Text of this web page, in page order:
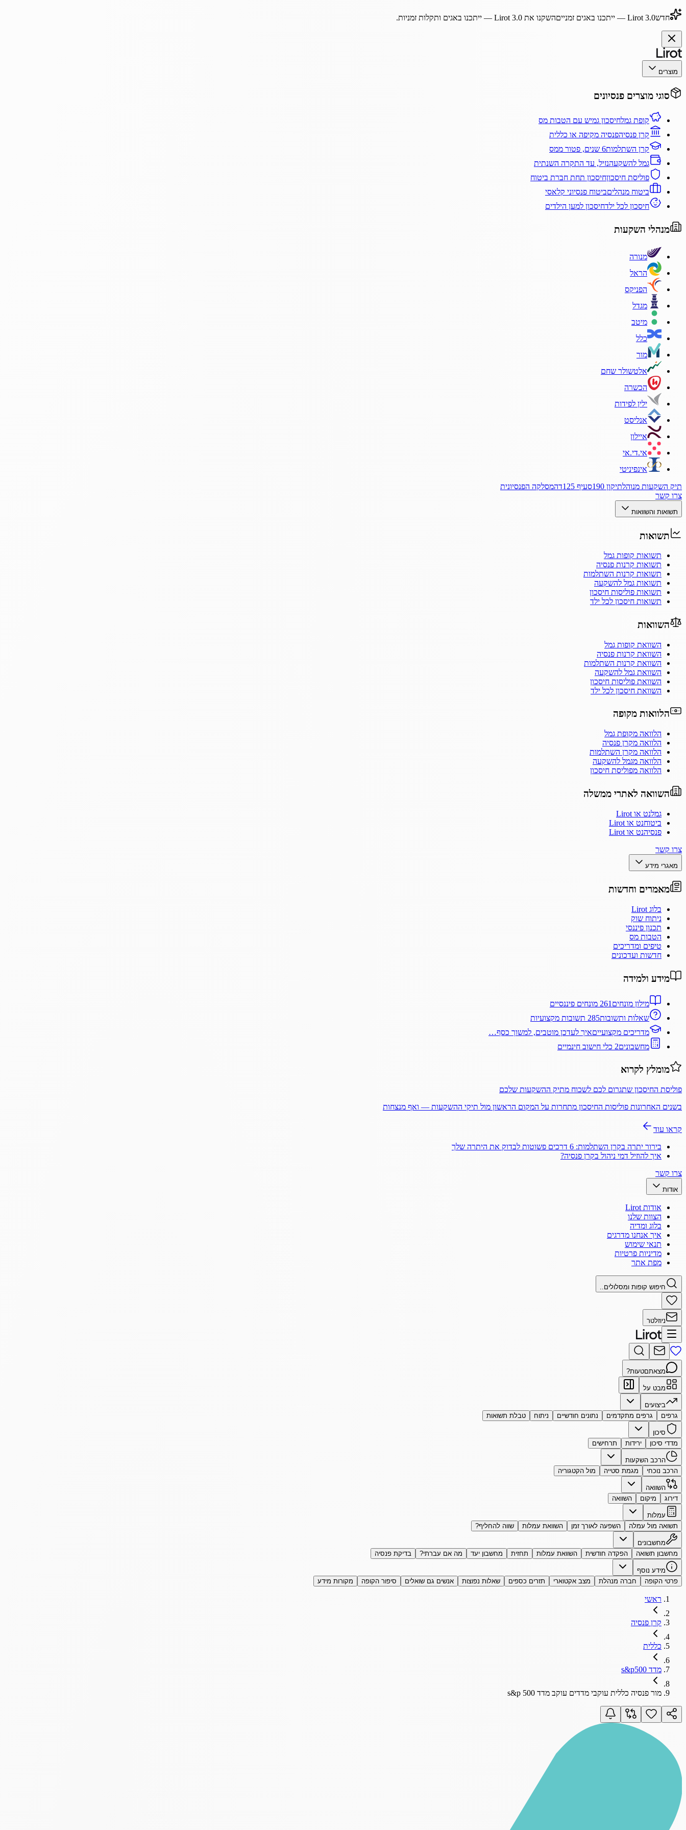
חדשLirot 3.0 — ייתכנו באגים זמנייםהשקנו את Lirot 3.0 — ייתכנו באגים ותקלות זמניות.
מוצרים
סוגי מוצרים פנסיונים
קופת גמלחיסכון גמיש עם הטבות מס
קרן פנסיהפנסיה מקיפה או כללית
קרן השתלמות6 שנים, פטור ממס
גמל להשקעהנזיל, עד התקרה השנתית
פוליסת חיסכוןחיסכון תחת חברת ביטוח
ביטוח מנהליםביטוח פנסיוני קלאסי
חיסכון לכל ילדחיסכון למען הילדים
מנהלי השקעות
מנורה
הראל
הפניקס
מגדל
מיטב
כלל
מור
אלטשולר שחם
הכשרה
ילין לפידות
אנליסט
איילון
אי.די.אי
אינפיניטי
תיק השקעות מנוהלתיקון 190 סעיף 125ד
המסלקה הפנסיונית
צרו קשר
תשואות והשוואות
תשואות
תשואות קופות גמל
תשואות קרנות פנסיה
תשואות קרנות השתלמות
תשואות גמל להשקעה
תשואות פוליסות חיסכון
תשואות חיסכון לכל ילד
השוואות
השוואת קופות גמל
השוואת קרנות פנסיה
השוואת קרנות השתלמות
השוואת גמל להשקעה
השוואת פוליסות חיסכון
השוואת חיסכון לכל ילד
הלוואות מקופה
הלוואה מקופת גמל
הלוואה מקרן פנסיה
הלוואה מקרן השתלמות
הלוואה מגמל להשקעה
הלוואה מפוליסת חיסכון
השוואה לאתרי ממשלה
גמלנט או Lirot
ביטוחנט או Lirot
פנסיהנט או Lirot
צרו קשר
מאגרי מידע
מאמרים וחדשות
בלוג Lirot
ניתוח שוק
תכנון פיננסי
הטבות מס
טיפים ומדריכים
חדשות ועדכונים
מידע ולמידה
מילון מונחים 261 מונחים פיננסיים
שאלות ותשובות285 תשובות מקצועיות
מדריכים מקצועייםאיך לעדכן מוטבים, למשוך כסף…
מחשבונים2 כלי חישוב חינמיים
מומלץ לקרוא
פוליסת החיסכון שתגרום לכם לשכוח מתיק ההשקעות שלכם
בשנים האחרונות פוליסות החיסכון מתחרות על המקום הראשון מול תיקי ההשקעות — ואף מנצחות
קראו עוד
בירור יתרה בקרן השתלמות: 6 דרכים פשוטות לבדוק את היתרה שלך
איך להוזיל דמי ניהול בקרן פנסיה?
צרו קשר
אודות
אודות Lirot
הצוות שלנו
בלוג ומדיה
איך אנחנו מדרגים
תנאי שימוש
מדיניות פרטיות
מפת אתר
חיפוש קופות ומסלולים..
ניוזלטר
מצאתםטעות?
מבט על
ביצועים
גרפים
גרפים מתקדמים נתונים חודשיים ניתוח טבלת תשואות
סיכון
מדדי סיכון
ירידות תרחישים
הרכב השקעות
הרכב נוכחי
מגמת סטייה מול הקטגוריה
השוואה
דירוג
מיקום השוואה
עמלות
תשואה מול עמלה
השפעה לאורך זמן השוואת עמלות שווה להחליף?
מחשבונים
מחשבון תשואה
הפקדה חודשית השוואת עמלות תחזית מחשבון יעד מה אם עברתי? בדיקת פנסיה
מידע נוסף
פרטי הקופה
חברה מנהלת מצב אקטוארי תזרים כספים שאלות נפוצות אנשים גם שואלים סיפור הקופה מקורות מידע
ראשי
קרן פנסיה
כללית
מדד s&p500
מור פנסיה כללית עוקבי מדדים עוקב מדד s&p 500